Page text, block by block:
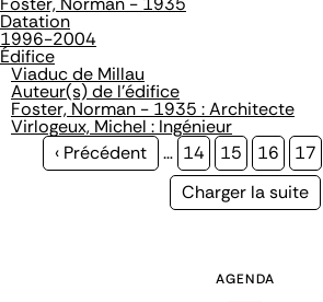
Datation
1996-2004
Édifice
Viaduc de Millau
Auteur(s) de l'édifice
Foster, Norman - 1935 : Architecte
Virlogeux, Michel : Ingénieur
Page
‹ Précédent … Page
14 Page
15 Page
16 Page
17
Page
Charger la suite
AGENDA